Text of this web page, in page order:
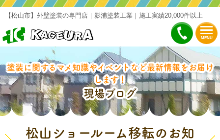
MENU
【松山市】外壁塗装の専門店｜影浦塗装工業｜施工実績20,000件以上
塗装に関するマメ知識やイベントなど最新情報をお届け
します！
現場ブログ
松山ショールーム移転のお知